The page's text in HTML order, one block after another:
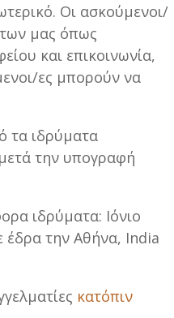
Οι ασκούμενοι/
μας όπως
και επικοινωνία,
ες μπορούν να
τα ιδρύματα
την υπογραφή
ιδρύματα: Ιόνιο
έδρα την Αθήνα, India
κατόπιν